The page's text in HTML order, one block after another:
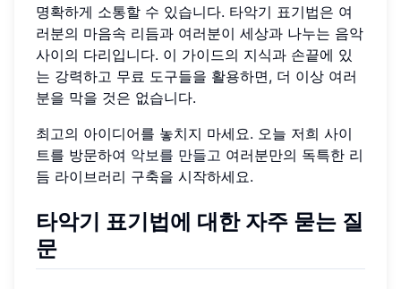
명확하게 소통할 수 있습니다. 타악기 표기법은 여
러분의 마음속 리듬과 여러분이 세상과 나누는 음악
사이의 다리입니다. 이 가이드의 지식과 손끝에 있
는 강력하고 무료 도구들을 활용하면, 더 이상 여러
분을 막을 것은 없습니다.
최고의 아이디어를 놓치지 마세요. 오늘 저희 사이
트를 방문하여 악보를 만들고 여러분만의 독특한 리
듬 라이브러리 구축을 시작하세요.
타악기 표기법에 대한 자주 묻는 질
문